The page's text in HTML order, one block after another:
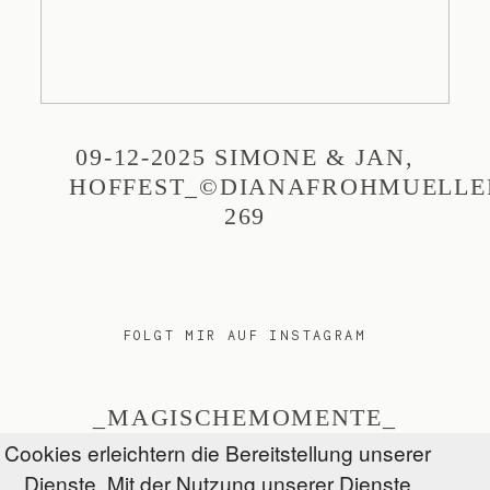
09-12-2025 SIMONE & JAN,
269
FOLGT MIR AUF INSTAGRAM
_MAGISCHEMOMENTE_
Cookies erleichtern die Bereitstellung unserer
Dienste. Mit der Nutzung unserer Dienste